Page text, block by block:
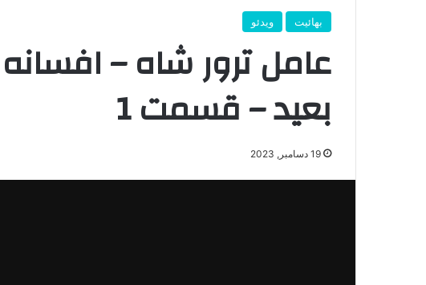
بهائیت ویدئو
عامل ترور شاه –
بعید – قسمت 1
19 دسامبر, 2023